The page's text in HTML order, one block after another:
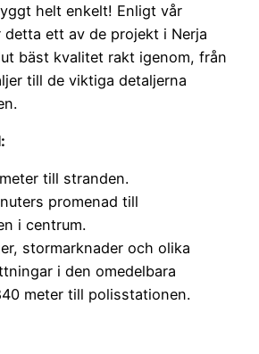
helt enkelt! Enligt vår
detta ett av de projekt i Nerja
bäst kvalitet rakt igenom, från
till de viktiga detaljerna
till stranden.
promenad till
i centrum.
stormarknader och olika
i den omedelbara
meter till polisstationen.